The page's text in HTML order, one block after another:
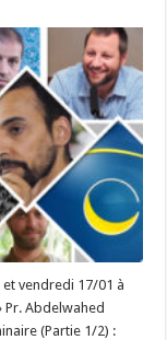
et vendredi 17/01 à
Pr. Abdelwahed
(Partie 1/2) :